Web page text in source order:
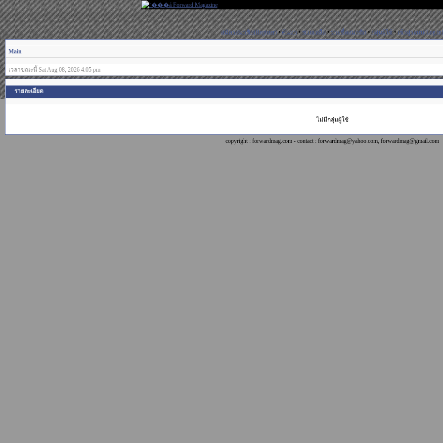
สมัครสมาชิก(Register)•ค้นหา•ช่วยเหลือ•รายชื่อสมาชิก•กลุ่มผู้ใช้•เข้าสู่ระบบ(Log in)
Main
เวลาขณะนี้ Sat Aug 08, 2026 4:05 pm
รายละเอียด
ไม่มีกลุ่มผู้ใช้
copyright : forwardmag.com - contact : forwardmag@yahoo.com, forwardmag@gmail.com